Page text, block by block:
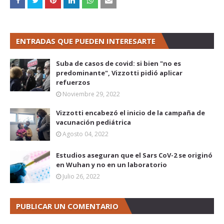
ENTRADAS QUE PUEDEN INTERESARTE
Suba de casos de covid: si bien "no es
predominante", Vizzotti pidió aplicar
refuerzos
Noviembre 29, 2022
Vizzotti encabezó el inicio de la campaña de
vacunación pediátrica
Agosto 04, 2022
Estudios aseguran que el Sars CoV-2 se originó
en Wuhan y no en un laboratorio
Julio 26, 2022
PUBLICAR UN COMENTARIO